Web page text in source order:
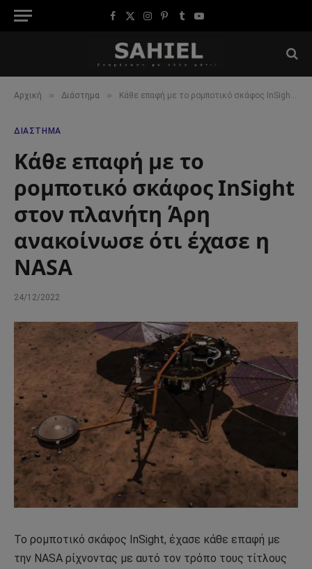
Facebook
X
Instagram
Pinterest
TumblrYouTube
Αρχική » Διάστημα » Κάθε επαφή με το ρομποτικό σκάφος InSight στον πλανήτη Άρη ανακοίνωσε ότι έχασε η NASA
ΔΙΆΣΤΗΜΑ
Κάθε επαφή με το
ρομποτικό σκάφος InSight
στον πλανήτη Άρη
ανακοίνωσε ότι έχασε η
NASA
24/12/2022
Το ρομποτικό σκάφος InSight, έχασε κάθε επαφή με
την NASA ρίχνοντας με αυτό τον τρόπο τους τίτλους